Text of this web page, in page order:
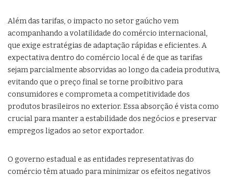
Além das tarifas, o impacto no setor gaúcho vem
acompanhando a volatilidade do comércio internacional,
que exige estratégias de adaptação rápidas e eficientes. A
expectativa dentro do comércio local é de que as tarifas
sejam parcialmente absorvidas ao longo da cadeia produtiva,
evitando que o preço final se torne proibitivo para
consumidores e comprometa a competitividade dos
produtos brasileiros no exterior. Essa absorção é vista como
crucial para manter a estabilidade dos negócios e preservar
empregos ligados ao setor exportador.
O governo estadual e as entidades representativas do
comércio têm atuado para minimizar os efeitos negativos